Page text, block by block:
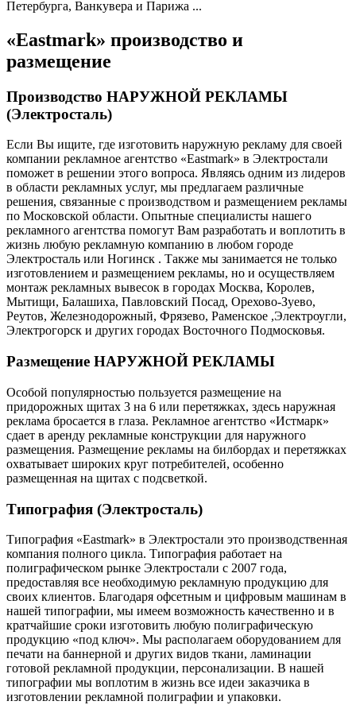
Петербурга, Ванкувера и Парижа ...
«Eastmark» производство и
размещение
Производство НАРУЖНОЙ РЕКЛАМЫ
(Электросталь)
Если Вы ищите, где изготовить наружную рекламу для своей
компании рекламное агентство «Eastmark» в Электростали
поможет в решении этого вопроса. Являясь одним из лидеров
в области рекламных услуг, мы предлагаем различные
решения, связанные с производством и размещением рекламы
по Московской области. Опытные специалисты нашего
рекламного агентства помогут Вам разработать и воплотить в
жизнь любую рекламную компанию в любом городе
Электросталь или Ногинск . Также мы занимается не только
изготовлением и размещением рекламы, но и осуществляем
монтаж рекламных вывесок в городах Москва, Королев,
Мытищи, Балашиха, Павловский Посад, Орехово-Зуево,
Реутов, Железнодорожный, Фрязево, Раменское ,Электроугли,
Электрогорск и других городах Восточного Подмосковья.
Размещение НАРУЖНОЙ РЕКЛАМЫ
Особой популярностью пользуется размещение на
придорожных щитах 3 на 6 или перетяжках, здесь наружная
реклама бросается в глаза. Рекламное агентство «Истмарк»
сдает в аренду рекламные конструкции для наружного
размещения. Размещение рекламы на билбордах и перетяжках
охватывает широких круг потребителей, особенно
размещенная на щитах с подсветкой.
Типография (Электросталь)
Типография «Eastmark» в Электростали это производственная
компания полного цикла. Типография работает на
полиграфическом рынке Электростали с 2007 года,
предоставляя все необходимую рекламную продукцию для
своих клиентов. Благодаря офсетным и цифровым машинам в
нашей типографии, мы имеем возможность качественно и в
кратчайшие сроки изготовить любую полиграфическую
продукцию «под ключ». Мы располагаем оборудованием для
печати на баннерной и других видов ткани, ламинации
готовой рекламной продукции, персонализации. В нашей
типографии мы воплотим в жизнь все идеи заказчика в
изготовлении рекламной полиграфии и упаковки.